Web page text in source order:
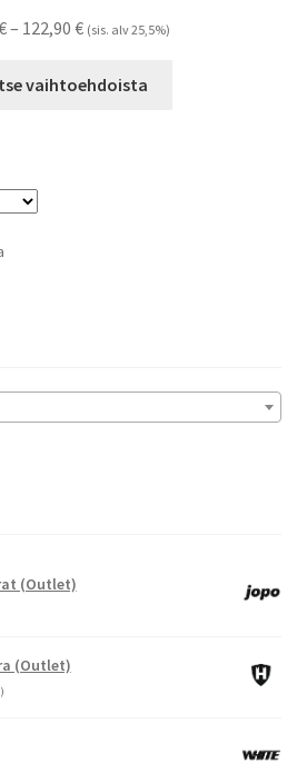
– 122,90 €Hintaluokka:
-
(sis. alv 25,5%)
vaihtoehdoista
Suosituimmat
(Outlet)
(Outlet)